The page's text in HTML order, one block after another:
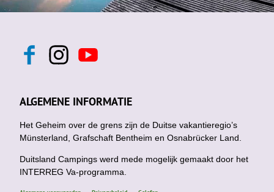
F
b
o
k
I
n
a
g
a
m
Y
o
u
b
ALGEMENE INFORMATIE
Het Geheim over de grens zijn de Duitse vakantieregio’s
Münsterland, Grafschaft Bentheim en Osnabrücker Land.
Duitsland Campings werd mede mogelijk gemaakt door het
INTERREG Va-programma.